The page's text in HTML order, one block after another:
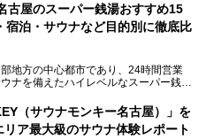
り愛され続けてきた施設だからこそ、
プンを待ちわびている人も多いのでは
を機に、2年前からじっくり構想を練
って、館内の充実度は想像以上。
という露天エリアや10の浴槽、40人収
サウナに、岩盤浴やリラクゼーション
る施設に生まれ変わりました。
アルして新しくなった「スパアクアス
古屋のスーパー銭湯おすすめ15
宿泊・サウナなど目的別に徹底比
地方の中心都市であり、24時間営業
ナを備えたハイレベルなスーパー銭湯
事の疲れを心身ともにリセットした
れて1日中ダラダラ過ごしたい」「コ
（サウナモンキー名古屋）」を
ア最大級のサウナ体験レポート